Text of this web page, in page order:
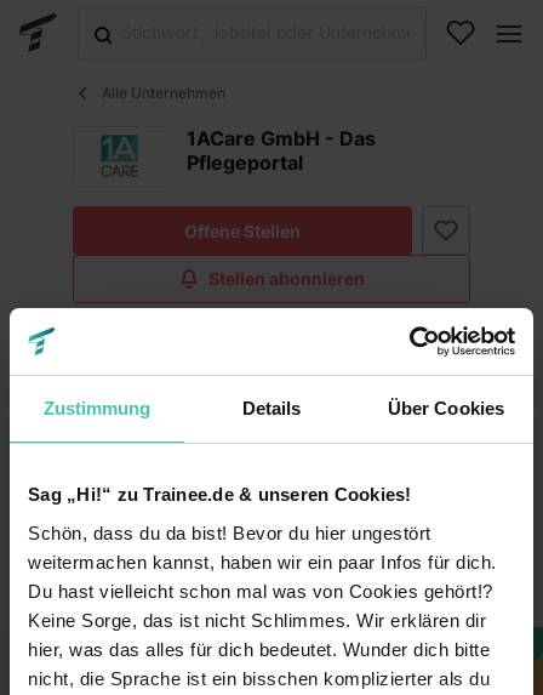
Zustimmung Details Über Cookies
Sag „Hi!“ zu Trainee.de & unseren Cookies!
Schön, dass du da bist! Bevor du hier ungestört
weitermachen kannst, haben wir ein paar Infos für dich.
Du hast vielleicht schon mal was von Cookies gehört!?
Keine Sorge, das ist nicht Schlimmes. Wir erklären dir
hier, was das alles für dich bedeutet. Wunder dich bitte
nicht, die Sprache ist ein bisschen komplizierter als du
Alle Unternehmen
1ACare GmbH - Das
Pflegeportal
Offene Stellen
Stellen abonnieren
Fakten
Unternehmensart Keine Angabe
Branche Sonstige Branchen
Dieses Unternehmen gefällt dir?